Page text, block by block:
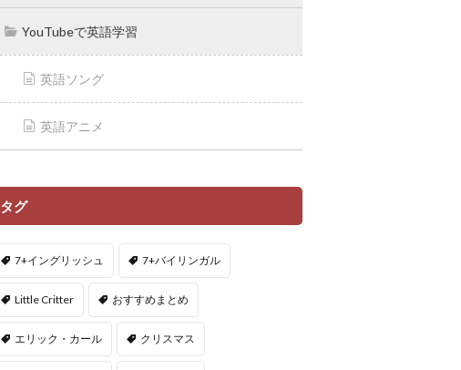
YouTubeで英語学習
英語ソング
英語アニメ
タグ
7+イングリッシュ 7+バイリンガル
Little Critter おすすめまとめ
エリック・カール クリスマス